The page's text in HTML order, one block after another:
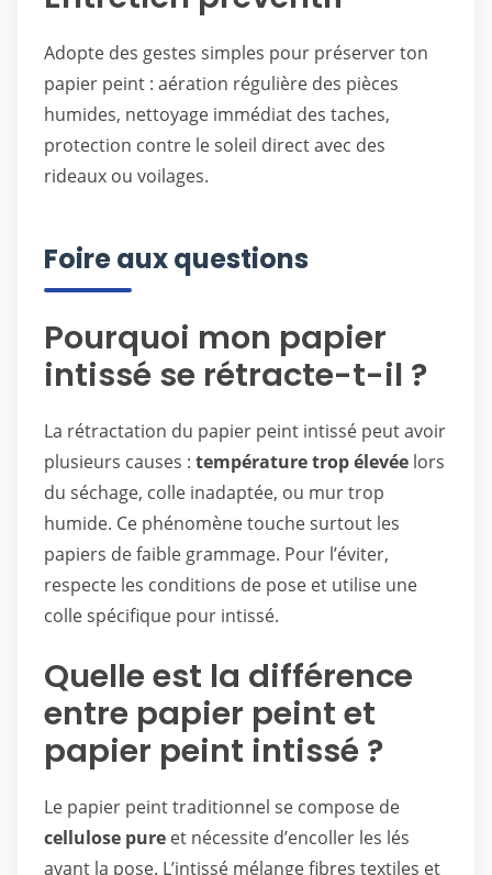
Adopte des gestes simples pour préserver ton
papier peint : aération régulière des pièces
humides, nettoyage immédiat des taches,
protection contre le soleil direct avec des
rideaux ou voilages.
Foire aux questions
Pourquoi mon papier
intissé se rétracte-t-il ?
La rétractation du papier peint intissé peut avoir
plusieurs causes : température trop élevée lors
du séchage, colle inadaptée, ou mur trop
humide. Ce phénomène touche surtout les
papiers de faible grammage. Pour l’éviter,
respecte les conditions de pose et utilise une
colle spécifique pour intissé.
Quelle est la différence
entre papier peint et
papier peint intissé ?
Le papier peint traditionnel se compose de
cellulose pure et nécessite d’encoller les lés
avant la pose. L’intissé mélange fibres textiles et